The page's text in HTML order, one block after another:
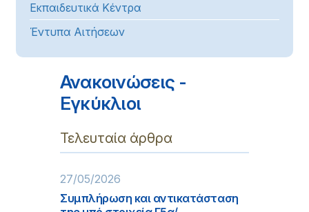
Εκπαιδευτικά Κέντρα
Έντυπα Αιτήσεων
Ανακοινώσεις -
Εγκύκλιοι
Τελευταία άρθρα
27/05/2026
Συμπλήρωση και αντικατάσταση